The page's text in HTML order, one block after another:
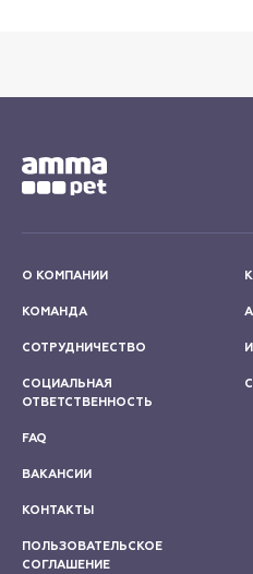
О КОМПАНИИ
КОМАНДА
СОТРУДНИЧЕСТВО
СОЦИАЛЬНАЯ
ОТВЕТСТВЕННОСТЬ
FAQ
ВАКАНСИИ
КОНТАКТЫ
ПОЛЬЗОВАТЕЛЬСКОЕ
СОГЛАШЕНИЕ